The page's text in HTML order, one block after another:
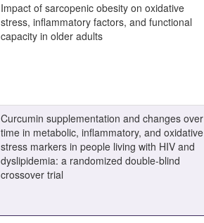
Impact of sarcopenic obesity on oxidative
stress, inflammatory factors, and functional
capacity in older adults
Curcumin supplementation and changes over
time in metabolic, inflammatory, and oxidative
stress markers in people living with HIV and
dyslipidemia: a randomized double-blind
crossover trial